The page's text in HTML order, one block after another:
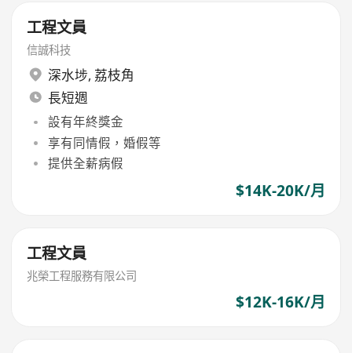
工程文員
信誠科技
深水埗, 荔枝角
長短週
設有年終獎金
享有同情假，婚假等
提供全薪病假
$14K-20K/月
工程文員
兆榮工程服務有限公司
$12K-16K/月